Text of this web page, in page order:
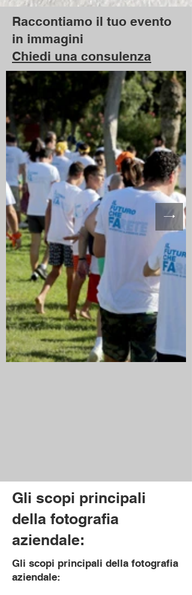
Raccontiamo il tuo evento
in immagini
Chiedi una consulenza
Gli scopi principali
della fotografia
aziendale:
Gli scopi principali della fotografia
aziendale: